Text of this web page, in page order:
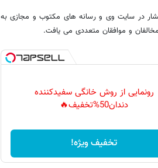
در سایت وی و رسانه های مکتوب و مجازی به
و موافقان متعددی می یافت.
رونمایی از روش خانگی سفیدکننده
دندان50%تخفیف🔥
تخفیف ویژه!